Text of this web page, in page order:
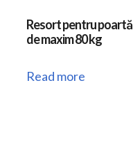
Resort pentru poartă
de maxim 80 kg
Read more